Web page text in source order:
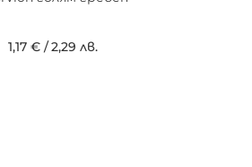
1,17 €/2,29 лв.